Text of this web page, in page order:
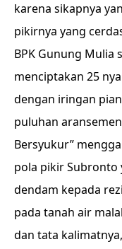
karena sikapnya
pikirnya yang
BPK Gunung Mulia
menciptakan 25
dengan iringan
puluhan
Bersyukur”
pola pikir Subronto
dendam kepada
pada tanah air
dan tata